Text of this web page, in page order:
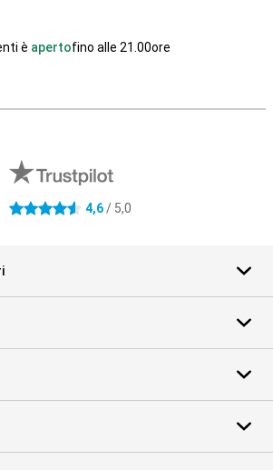
è apertofino alle 21.00ore
4.6 stelle 4,6/ 5,0